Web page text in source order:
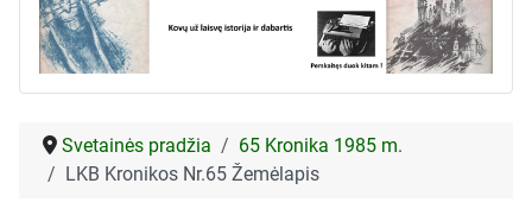
Svetainės pradžia
65 Kronika 1985 m.
LKB Kronikos Nr.65 Žemėlapis